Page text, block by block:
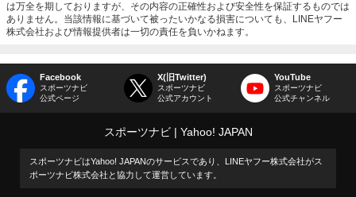
は万全を期しておりますが、その内容の正確性および安全性を保証するものでは
ありません。当該情報に基づいて被ったいかなる損害についても、LINEヤフー
株式会社および情報提供者は一切の責任を負いかねます。
Facebook
スポーツナビ
公式ページ
X(旧Twitter)
スポーツナビ
公式アカウント
YouTube
スポーツナビ
公式チャンネル
スポーツナビ Yahoo! JAPAN
スポーツナビはYahoo! JAPANのサービスであり、LINEヤフー株式会社がス
ポーツナビ株式会社と協力して運営しています。